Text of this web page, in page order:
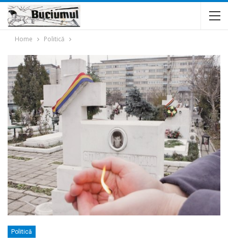
Home Politică
Politică